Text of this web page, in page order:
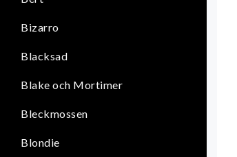
Bizarro
Blacksad
Blake och Mortimer
Bleckmossen
Blondie